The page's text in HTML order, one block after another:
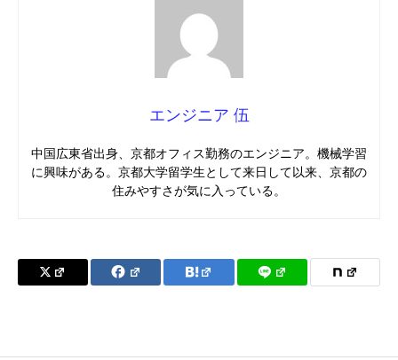
エンジニア 伍
中国広東省出身、京都オフィス勤務のエンジニア。機械学習
に興味がある。京都大学留学生として来日して以来、京都の
住みやすさが気に入っている。